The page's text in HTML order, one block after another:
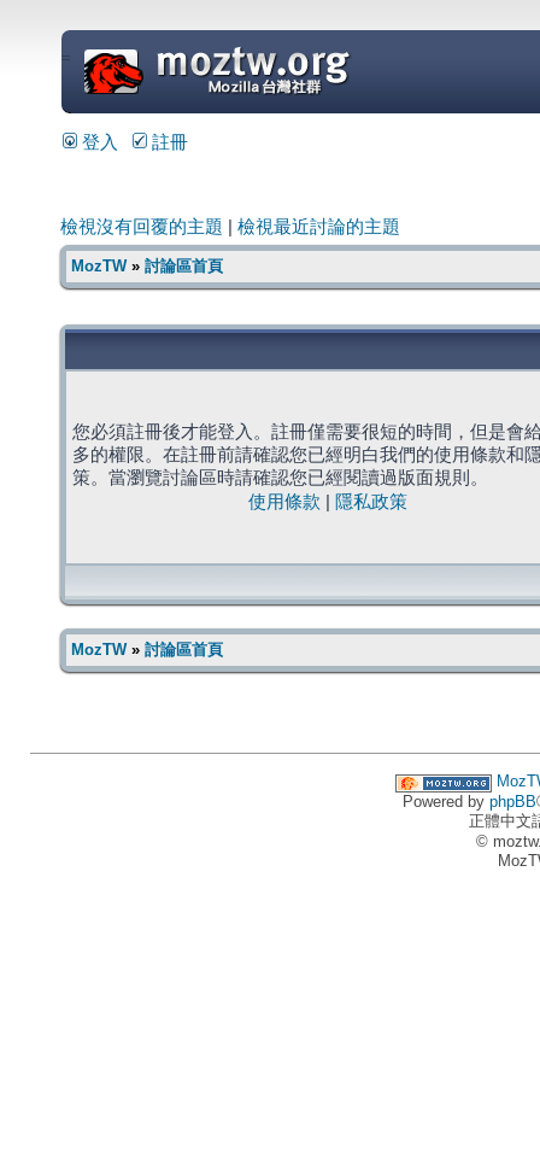
=
登入 註冊
檢視沒有回覆的主題 檢視最近討論的主題
MozTW» 討論區首頁
您必須註冊後才能登入。註冊僅需要很短的時間，但是會
多的權限。在註冊前請確認您已經明白我們的使用條款和
策。當瀏覽討論區時請確認您已經閱讀過版面規則。
使用條款
隱私政策
MozTW» 討論區首頁
Powered by phpBB
正體中文
©